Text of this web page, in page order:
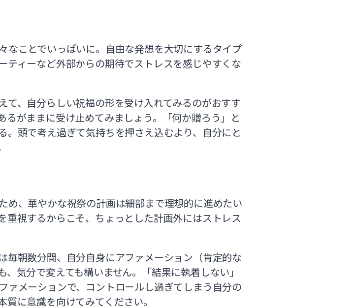
なことでいっぱいに。自由な発想を大切にするタイプ
ティーなど外部からの期待でストレスを感じやすくな
て、自分らしい祝福の形を受け入れてみるのがおすす
がままに受け止めてみましょう。「何か贈ろう」と
。頭で考え過ぎて気持ちを押さえ込むより、自分にと
め、華やかな祝祭の計画は細部まで理想的に進めたい
重視するからこそ、ちょっとした計画外にはストレス
毎朝数分間、自分自身にアファメーション（肯定的な
気分で変えても構いません。「結果に執着しない」
ァメーションで、コントロールし過ぎてしまう自分の
に意識を向けてみてください。